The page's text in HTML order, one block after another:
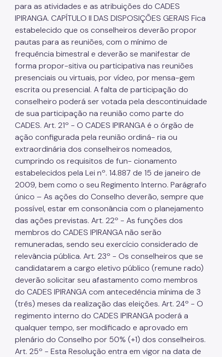
para as atividades e as atribuições do CADES
IPIRANGA. CAPÍTULO II DAS DISPOSIÇÕES GERAIS Fica
estabelecido que os conselheiros deverão propor
pautas para as reuniões, com o mínimo de
frequência bimestral e deverão se manifestar de
forma propor-sitiva ou participativa nas reuniões
presenciais ou virtuais, por vídeo, por mensa-gem
escrita ou presencial. A falta de participação do
conselheiro poderá ser votada pela descontinuidade
de sua participação na reunião como parte do
CADES. Art. 21º - O CADES IPIRANGA é o órgão de
ação configurada pela reunião ordiná- ria ou
extraordinária dos conselheiros nomeados,
cumprindo os requisitos de fun- cionamento
estabelecidos pela Lei nº. 14.887 de 15 de janeiro de
2009, bem como o seu Regimento Interno. Parágrafo
único – As ações do Conselho deverão, sempre que
possível, estar em consonância com o planejamento
das ações previstas. Art. 22º - As funções dos
membros do CADES IPIRANGA não serão
remuneradas, sendo seu exercício considerado de
relevância pública. Art. 23º - Os conselheiros que se
candidatarem a cargo eletivo público (remune rado)
deverão solicitar seu afastamento como membros
do CADES IPIRANGA com antecedência mínima de 3
(três) meses da realização das eleições. Art. 24º - O
regimento interno do CADES IPIRANGA poderá a
qualquer tempo, ser modificado e aprovado em
plenário do Conselho por 50% (+1) dos conselheiros.
Art. 25º - Esta Resolução entra em vigor na data de